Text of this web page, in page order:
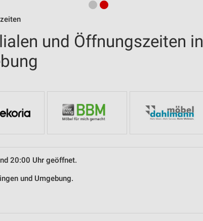
und Öffnungszeiten in
20:00 Uhr geöffnet.
und Umgebung.